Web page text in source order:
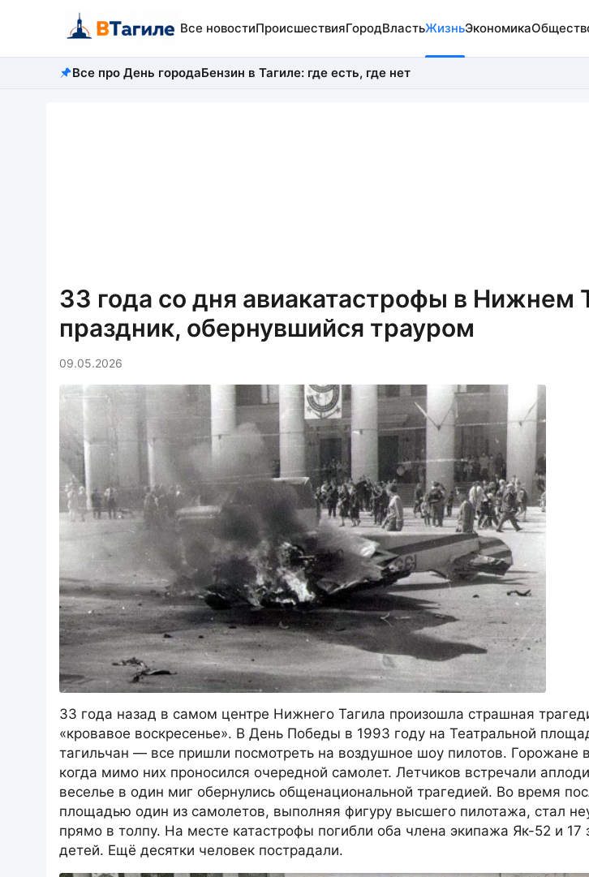
Все новостиПроисшествияГородВластьЖизньЭкономика
Все про День городаБензин в Тагиле: где есть, где нет
33 года со дня авиакатастрофы в Нижнем
праздник, обернувшийся трауром
09.05.2026
33 года назад в самом центре Нижнего Тагила произошла страшная
«кровавое воскресенье». В День Победы в 1993 году на Театральной
тагильчан — все пришли посмотреть на воздушное шоу пилотов. Горожане
когда мимо них проносился очередной самолет. Летчиков встречали
веселье в один миг обернулись общенациональной трагедией. Во время
площадью один из самолетов, выполняя фигуру высшего пилотажа, стал
прямо в толпу. На месте катастрофы погибли оба члена экипажа Як-52 и 17
детей. Ещё десятки человек пострадали.